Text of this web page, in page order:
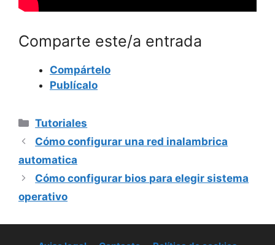
Comparte este/a entrada
Compártelo
Publícalo
Categorías
Tutoriales
Cómo configurar una red inalambrica
automatica
Cómo configurar bios para elegir sistema
operativo